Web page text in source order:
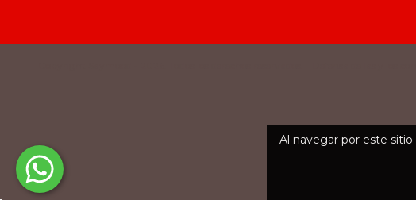
Al navegar por este sitio